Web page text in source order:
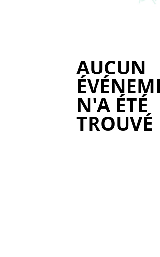
AUCUN
N'A ÉTÉ
TROUVÉ